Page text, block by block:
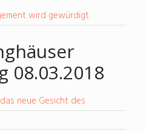
wird gewürdigt
08.03.2018
neue Gesicht des